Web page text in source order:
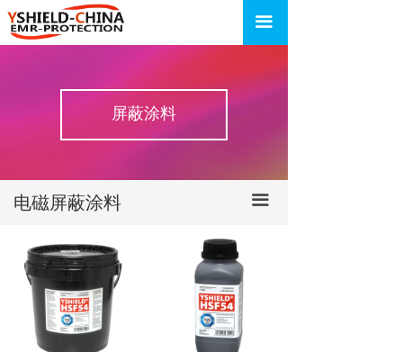
끀
网站首页
电磁频谱监测
应用支持
关于我们
电磁屏蔽涂料 끀
HSF54屏蔽涂料
MAX54屏蔽涂料
屏蔽涂料